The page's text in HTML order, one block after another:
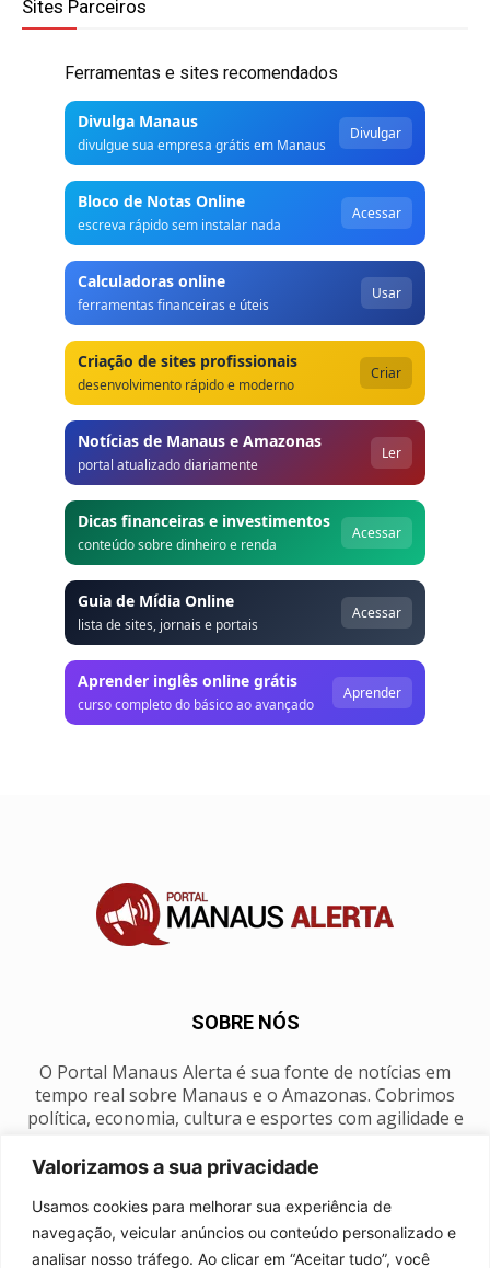
Valorizamos a sua privacidade
Usamos cookies para melhorar sua experiência de
navegação, veicular anúncios ou conteúdo personalizado e
analisar nosso tráfego. Ao clicar em “Aceitar tudo”, você
Sites Parceiros
Ferramentas e sites recomendados
Divulga Manaus
divulgue sua empresa grátis em Manaus
Divulgar
Bloco de Notas Online
escreva rápido sem instalar nada
Acessar
Calculadoras online
ferramentas financeiras e úteis
Usar
Criação de sites profissionais
desenvolvimento rápido e moderno
Criar
Notícias de Manaus e Amazonas
portal atualizado diariamente
Ler
Dicas financeiras e investimentos
conteúdo sobre dinheiro e renda
Acessar
Guia de Mídia Online
lista de sites, jornais e portais
Acessar
Aprender inglês online grátis
curso completo do básico ao avançado
Aprender
SOBRE NÓS
O Portal Manaus Alerta é sua fonte de notícias em
tempo real sobre Manaus e o Amazonas. Cobrimos
política, economia, cultura e esportes com agilidade e